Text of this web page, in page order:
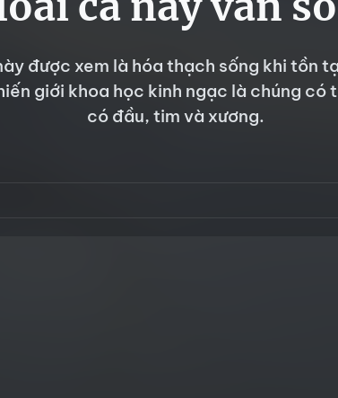
được xem là hóa thạch sống khi tồn
giới khoa học kinh ngạc là chúng có
có đầu, tim và xương.